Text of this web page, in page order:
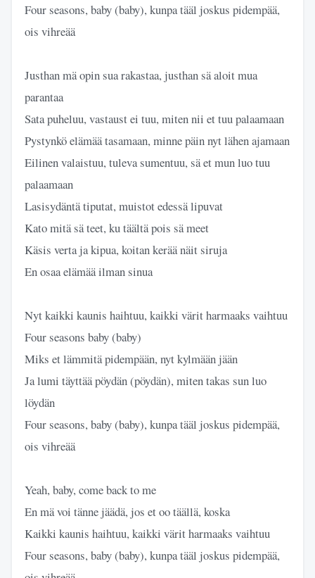
Four seasons, baby (baby), kunpa tääl joskus pidempää,
ois vihreää
Justhan mä opin sua rakastaa, justhan sä aloit mua
parantaa
Sata puheluu, vastaust ei tuu, miten nii et tuu palaamaan
Pystynkö elämää tasamaan, minne päin nyt lähen ajamaan
Eilinen valaistuu, tuleva sumentuu, sä et mun luo tuu
palaamaan
Lasisydäntä tiputat, muistot edessä lipuvat
Kato mitä sä teet, ku täältä pois sä meet
Käsis verta ja kipua, koitan kerää näit siruja
En osaa elämää ilman sinua
Nyt kaikki kaunis haihtuu, kaikki värit harmaaks vaihtuu
Four seasons baby (baby)
Miks et lämmitä pidempään, nyt kylmään jään
Ja lumi täyttää pöydän (pöydän), miten takas sun luo
löydän
Four seasons, baby (baby), kunpa tääl joskus pidempää,
ois vihreää
Yeah, baby, come back to me
En mä voi tänne jäädä, jos et oo täällä, koska
Kaikki kaunis haihtuu, kaikki värit harmaaks vaihtuu
Four seasons, baby (baby), kunpa tääl joskus pidempää,